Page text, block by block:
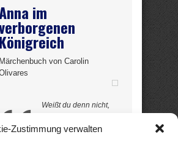
Zustimmung verwalten
im
Königreich
Märchenbuch von Carolin
Weißt du denn nicht,
ist, dich zu beschützen.